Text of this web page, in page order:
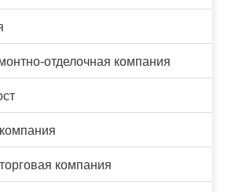
отделочная компания
компания